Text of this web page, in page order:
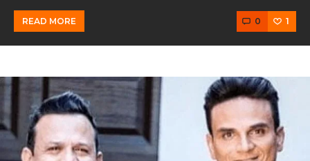
READ MORE 0 1